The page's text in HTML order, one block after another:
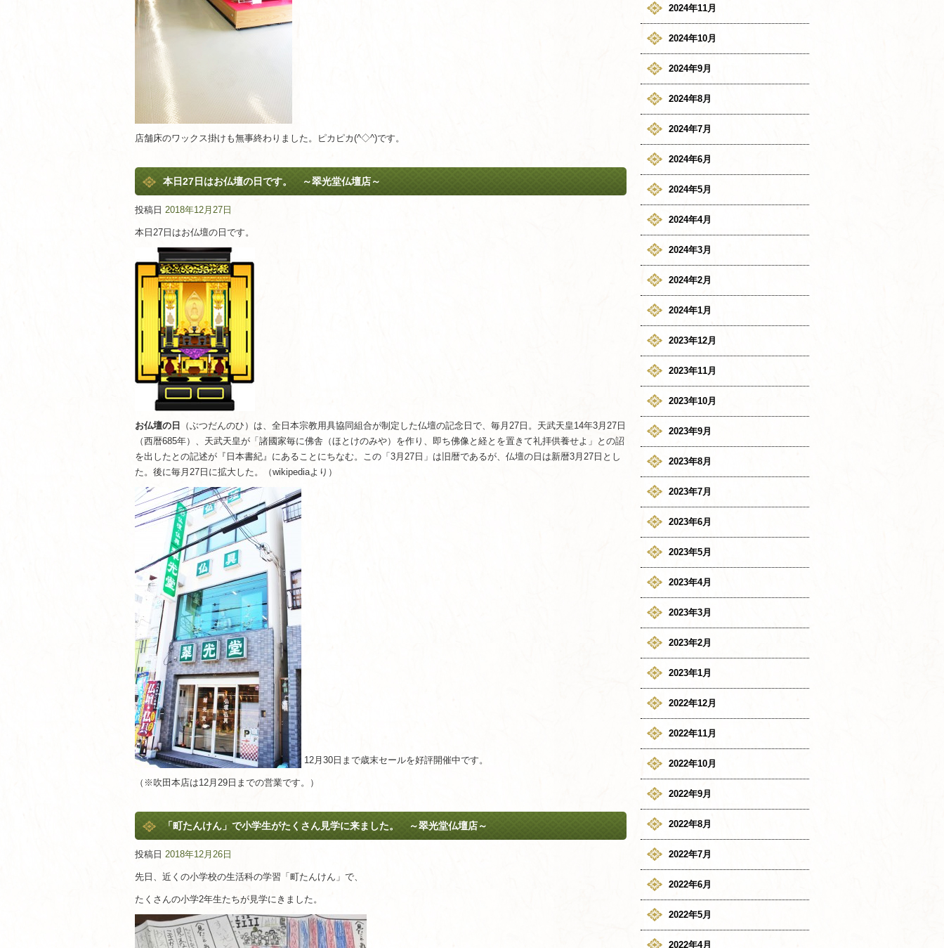
店舗床のワックス掛けも無事終わりました。ピカピカ(^◇^)です。
本日27日はお仏壇の日です。 ～翠光堂仏壇店～
投稿日 2018年12月27日
本日27日はお仏壇の日です。
お仏壇の日
（ぶつだんのひ）は、全日本宗教用具協同組合が制定した仏壇の記念日で、毎月27日。天武天皇14年3月27日
（西暦685年）、天武天皇が「諸國家毎に佛舎（ほとけのみや）を作り、即ち佛像と経とを置きて礼拝供養せよ」との詔
を出したとの記述が『日本書紀』にあることにちなむ。この「3月27日」は旧暦であるが、仏壇の日は新暦3月27日とし
た。後に毎月27日に拡大した。（wikipediaより）
12月30日まで歳末セールを好評開催中です。
（※吹田本店は12月29日までの営業です。）
「町たんけん」で小学生がたくさん見学に来ました。 ～翠光堂仏壇店～
投稿日 2018年12月26日
先日、近くの小学校の生活科の学習「町たんけん」で、
たくさんの小学2年生たちが見学にきました。
2024年11月
2024年10月
2024年9月
2024年8月
2024年7月
2024年6月
2024年5月
2024年4月
2024年3月
2024年2月
2024年1月
2023年12月
2023年11月
2023年10月
2023年9月
2023年8月
2023年7月
2023年6月
2023年5月
2023年4月
2023年3月
2023年2月
2023年1月
2022年12月
2022年11月
2022年10月
2022年9月
2022年8月
2022年7月
2022年6月
2022年5月
2022年4月